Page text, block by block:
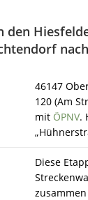
den
46147
120 (Am
mit ÖPNV.
Diese